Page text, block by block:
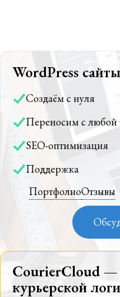
WordPress
Создаём с нуля
Переносим с любой
SEO-оптимизация
Поддержка
ПортфолиоОтзывы
CourierCloud —
курьерской